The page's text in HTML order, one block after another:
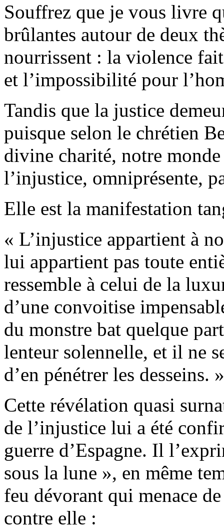
Souffrez que je vous livre
brûlantes autour de deux
nourrissent : la violence
et l’impossibilité pour
Tandis que la justice
puisque selon le chrétien
divine charité, notre
l’injustice, omniprésente,
Elle est la manifestation
« L’injustice appartient à
lui appartient pas toute
ressemble à celui de la
d’une convoitise
du monstre bat quelque
lenteur solennelle, et il ne
d’en pénétrer les desseins. »
Cette révélation quasi
de l’injustice lui a été
guerre d’Espagne. Il
sous la lune », en même
feu dévorant qui menace
contre elle :